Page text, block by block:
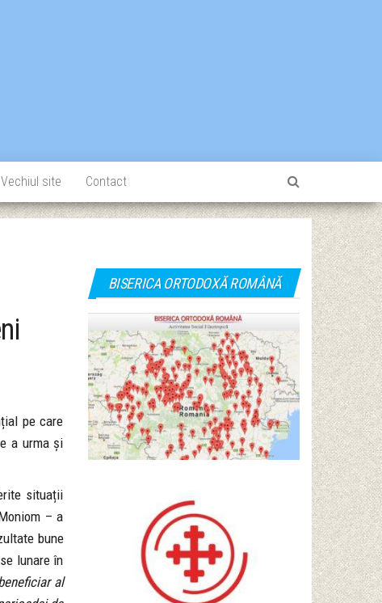
Vechiul site Contact
pe care
a urma și
situații
– a
bune
lunare în
al
BISERICA ORTODOXĂ ROMÂNĂ